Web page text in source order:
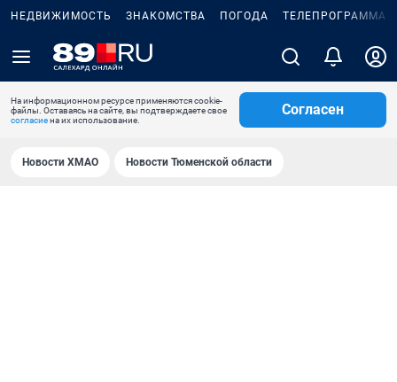
НЕДВИЖИМОСТЬ ЗНАКОМСТВА ПОГОДА ТЕЛЕПРОГРАММА
На информационном ресурсе применяются cookie-
файлы. Оставаясь на сайте, вы подтверждаете свое
согласиена их использование.
Согласен
Новости ХМАО Новости Тюменской области